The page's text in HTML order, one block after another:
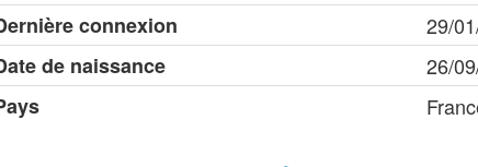
connexion
29/
de naissance
26/